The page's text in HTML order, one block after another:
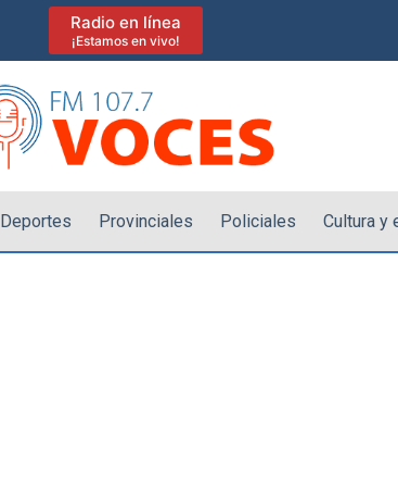
Radio en línea
¡Estamos en vivo!
Deportes Provinciales Policiales Cultura y